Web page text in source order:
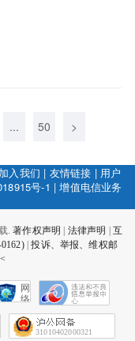
... 50 >
加入我们 | 友情链接 | 用户
号-1 |增值电信业务
.著作权声明 法律声明
互
|投诉、举报、维权邮
网
络
会
征
31010402000321